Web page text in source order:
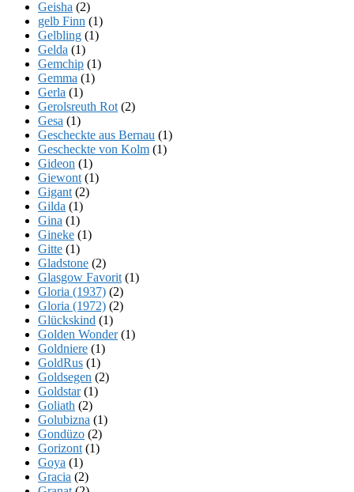
Geisha (2)
gelb Finn (1)
Gelbling (1)
Gelda (1)
Gemchip (1)
Gemma (1)
Gerla (1)
Gerolsreuth Rot (2)
Gesa (1)
Gescheckte aus Bernau (1)
Gescheckte von Kolm (1)
Gideon (1)
Giewont (1)
Gigant (2)
Gilda (1)
Gina (1)
Gineke (1)
Gitte (1)
Gladstone (2)
Glasgow Favorit (1)
Gloria (1937) (2)
Gloria (1972) (2)
Glückskind (1)
Golden Wonder(1)
Goldniere (1)
GoldRus (1)
Goldsegen (2)
Goldstar(1)
Goliath (2)
Golubizna (1)
Gondüzo (2)
Gorizont (1)
Goya (1)
Gracia (2)